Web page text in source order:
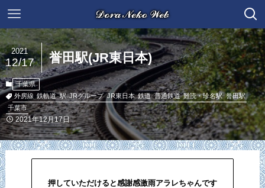
誉田駅(JR東日本)
2021
12/17
千葉県
外房線 鉄軌道 駅 JRグループ JR東日本 鉄道 普通鉄道 難読・珍名駅 誉田駅
千葉市
2021年12月17日
押していただけると感謝感激雨アラレちゃんです